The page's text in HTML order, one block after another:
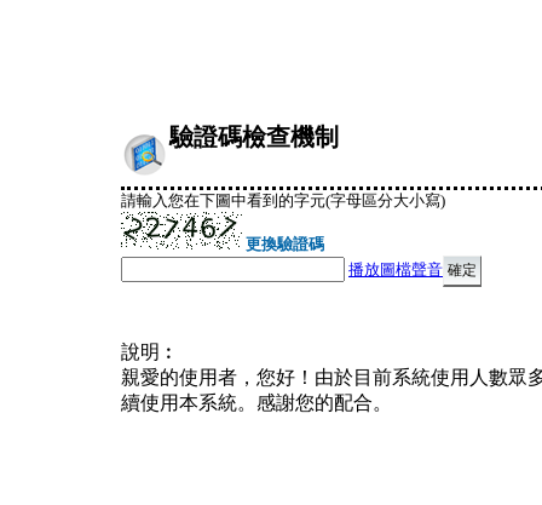
驗證碼檢查機制
請輸入您在下圖中看到的字元(字母區分大小寫)
更換驗證碼
播放圖檔聲音
說明︰
親愛的使用者，您好！由於目前系統使用人數眾
續使用本系統。感謝您的配合。